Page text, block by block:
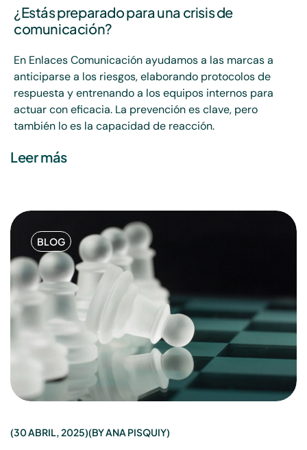
¿Estás preparado para una crisis de
comunicación?
En Enlaces Comunicación ayudamos a las marcas a
anticiparse a los riesgos, elaborando protocolos de
respuesta y entrenando a los equipos internos para
actuar con eficacia. La prevención es clave, pero
también lo es la capacidad de reacción.
Leer más
BLOG
30 ABRIL, 2025 BYANA PISQUIY